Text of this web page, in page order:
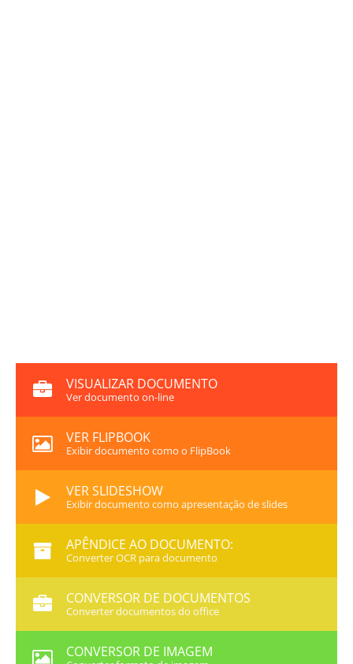
VISUALIZAR DOCUMENTO
Ver documento on-line
VER FLIPBOOK
Exibir documento como o FlipBook
VER SLIDESHOW
Exibir documento como apresentação de slides
APÊNDICE AO DOCUMENTO:
Converter OCR para documento
CONVERSOR DE DOCUMENTOS
Converter documentos do office
CONVERSOR DE IMAGEM